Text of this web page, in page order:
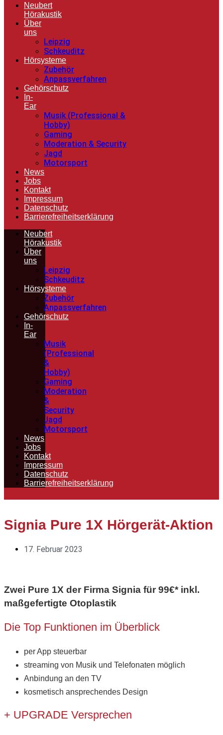
Neubert
Hörakustik
Über
uns
Leipzig
Schkeuditz
Hörsysteme
Zubehör
Anpassverfahren
Gehörschutz
In-
Ear
Musik (Professional &
Hobby)
Gaming
Moderation & Security
Jagd
Motorsport
News
Jobs
Kontakt
Impressum
Datenschutz
Barrierefreiheitserklärung
Neubert
Hörakustik
Über
uns
Leipzig
Schkeuditz
Hörsysteme
Zubehör
Anpassverfahren
Gehörschutz
In-
Ear
Musik
(Professional
&
Hobby)
Gaming
Moderation
&
Security
Jagd
Motorsport
News
Jobs
Kontakt
Impressum
Datenschutz
Barrierefreiheitserklärung
Signia Pure 1X Hörgerät-Aktion
17. Februar 2023
Zwei Pure 1X der Firma Signia für 99€* inkl.
maßgefertigte Otoplastik
Die Top Funktionen im Überblick
per App steuerbar
streaming von Musik und Telefonaten möglich
Anbindung an den TV
kosmetisch ansprechendes Design
+ UPGRADE Versprechen